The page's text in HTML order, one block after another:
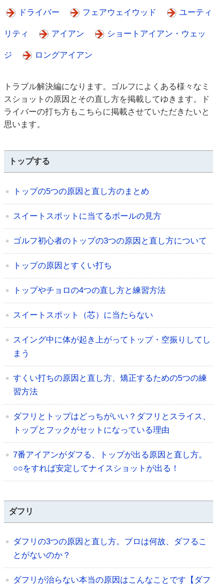
ドライバー フェアウェイウッド ユーティ
リティ アイアン ショートアイアン・ウェッ
ジ ロングアイアン
トラブル解決編になります。ゴルフによくある様々なミ
スショットの原因とその直し方を掲載してゆきます。ド
ライバーの打ち方もこちらに掲載させていただきたいと
思います。
トップする
トップの5つの原因と直し方のまとめ
スイートスポットに当てるボールの見方
ゴルフ初心者のトップの3つの原因と直し方について
トップの原因とすくい打ち
トップやチョロの4つの直し方と練習方法
スイートスポット（芯）に当たらない
スイング中に体が起き上がってトップ・空振りしてし
まう
すくい打ちの原因と直し方、矯正するための5つの練
習方法
ダフリとトップはどっちがいい？ダフリとスライス、
トップとフックがセットになっている理由
7番アイアンがダフる、トップが出る原因と直し方。
○○をすれば安定してナイスショットが出る！
ダフリ
ダフリの3つの原因と直し方。プロは何故、ダフるこ
とがないのか？
ダフリが治らない本当の原因はこんなことです【ダフ